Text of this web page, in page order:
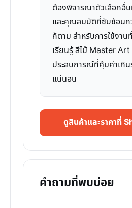
ต้องพิจารณาตัวเลือกอื่
และคุณสมบัติที่ซับซ้อนก
ก็ตาม สำหรับการใช้งาน
เรียนรู้ สีไม้ Master
ประสบการณ์ที่คุ้มค่าเกิน
แน่นอน
ดูสินค้าและราคาที่
คำถามที่พบบ่อย